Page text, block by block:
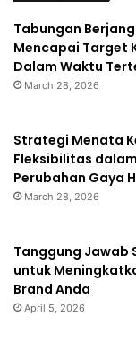
Tabungan
Mencapai Target
Dalam Waktu
March 28, 2026
Strategi Menata
Fleksibilitas
Perubahan Gaya
March 28, 2026
Tanggung Jawab
untuk
Brand Anda
April 5, 2026